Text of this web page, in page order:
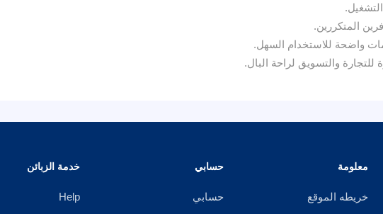
المتكررين.
واضحة للاستخدام السهل.
معلومة
خريطه الموقع
حسابي
حسابي
خدمة الزبائن
Help